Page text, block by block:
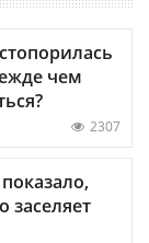
чем
2307
заселяет